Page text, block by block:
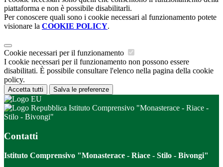
piattaforma e non è possibile disabilitarli.
Per conoscere quali sono i cookie necessari al funzionamento potete
visionare la COOKIE POLICY.
Cookie necessari per il funzionamento
I cookie necessari per il funzionamento non possono essere
disabilitati. È possibile consultare l'elenco nella pagina della cookie
policy.
Accetta tutti Salva le preferenze
Istituto Comprensivo "Monasterace - Riace -
Stilo - Bivongi"
Contatti
Istituto Comprensivo "Monasterace - Riace - Stilo - Bivongi"